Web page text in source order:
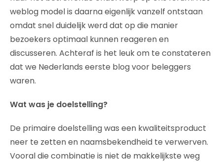
weblog model is daarna eigenlijk vanzelf ontstaan
omdat snel duidelijk werd dat op die manier
bezoekers optimaal kunnen reageren en
discusseren. Achteraf is het leuk om te constateren
dat we Nederlands eerste blog voor beleggers
waren.
Wat was je doelstelling?
De primaire doelstelling was een kwaliteitsproduct
neer te zetten en naamsbekendheid te verwerven.
Vooral die combinatie is niet de makkelijkste weg